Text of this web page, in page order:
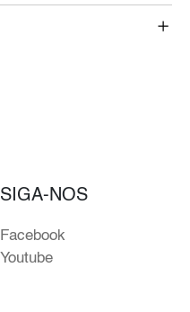
SIGA-NOS
Facebook
Youtube